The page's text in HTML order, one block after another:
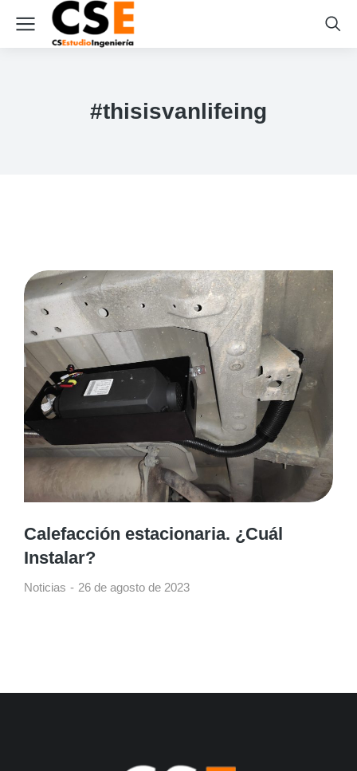
#thisisvanlifeing
Calefacción estacionaria. ¿Cuál
Instalar?
Noticias 26 de agosto de 2023